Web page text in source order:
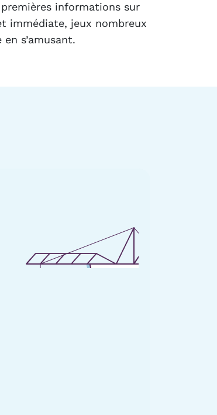
informations sur
immédiate, jeux nombreux
s’amusant.